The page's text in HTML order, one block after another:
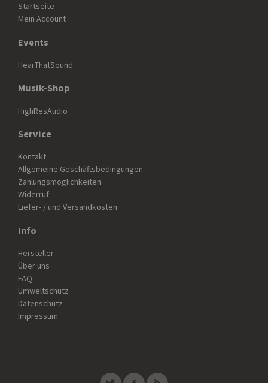
Startseite
Mein Account
Events
HearThatSound
Musik-Shop
HighResAudio
Service
Kontakt
Allgemeine Geschäftsbedingungen
Zahlungsmöglichkeiten
Widerruf
Liefer- / und Versandkosten
Info
Hersteller
Über uns
FAQ
Umweltschutz
Datenschutz
Impressum